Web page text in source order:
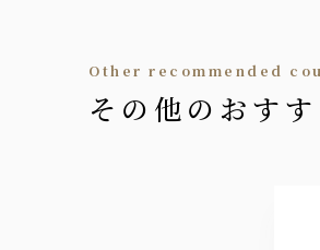
ジャパニ
・ジンソ
・ジントニ
other recommended
その他のおす